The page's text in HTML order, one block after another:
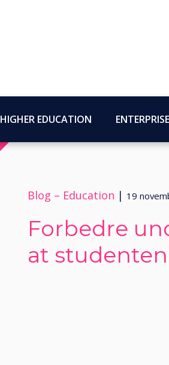
HIGHER EDUCATION ENTERPRISE
Blog – Education | 19
Forbedre
at